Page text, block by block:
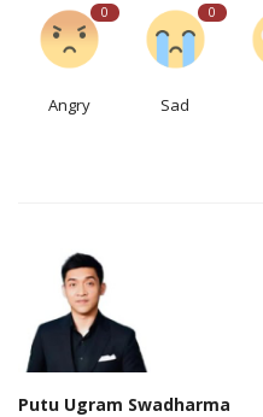
0
Angry
0
Sad
Putu Ugram Swadharma